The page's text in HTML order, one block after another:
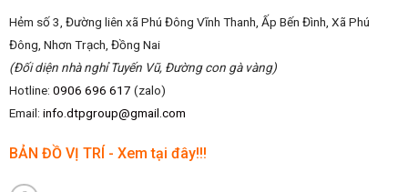
Hẻm số 3, Đường liên xã Phú Đông Vĩnh Thanh, Ấp Bến Đình, Xã Phú
Đông, Nhơn Trạch, Đồng Nai
(Đối diện nhà nghỉ Tuyến Vũ, Đường con gà vàng)
Hotline: 0906 696 617 (zalo)
Email: info.dtpgroup@gmail.com
BẢN ĐỒ VỊ TRÍ - Xem tại đây!!!